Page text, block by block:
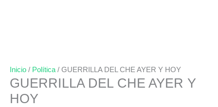
Inicio / Política / GUERRILLA DEL CHE AYER Y HOY
GUERRILLA DEL CHE AYER Y
HOY